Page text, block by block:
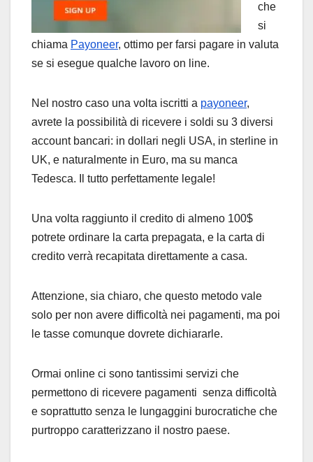
che
si
chiama Payoneer, ottimo per farsi pagare in valuta
se si esegue qualche lavoro on line.
Nel nostro caso una volta iscritti a payoneer,
avrete la possibilità di ricevere i soldi su 3 diversi
account bancari: in dollari negli USA, in sterline in
UK, e naturalmente in Euro, ma su manca
Tedesca. Il tutto perfettamente legale!
Una volta raggiunto il credito di almeno 100$
potrete ordinare la carta prepagata, e la carta di
credito verrà recapitata direttamente a casa.
Attenzione, sia chiaro, che questo metodo vale
solo per non avere difficoltà nei pagamenti, ma poi
le tasse comunque dovrete dichiararle.
Ormai online ci sono tantissimi servizi che
permettono di ricevere pagamenti senza difficoltà
e soprattutto senza le lungaggini burocratiche che
purtroppo caratterizzano il nostro paese.